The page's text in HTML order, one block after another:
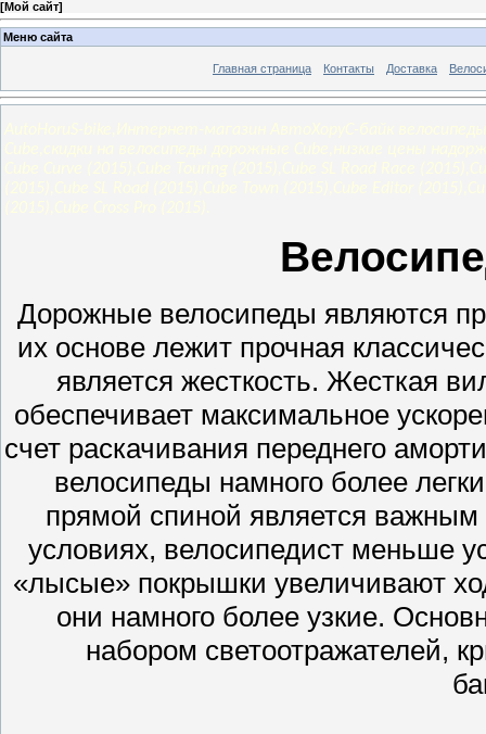
[Мой сайт]
Меню сайта
Главная страница Контакты Доставка
Дорожные велосипеды являются
их основе лежит прочная
является жесткость. Жесткая
обеспечивает максимальное
счет раскачивания переднего
велосипеды намного более
прямой спиной является
условиях, велосипедист меньше
«лысые» покрышки увеличивают
они намного более узкие.
набором светоотражателей,